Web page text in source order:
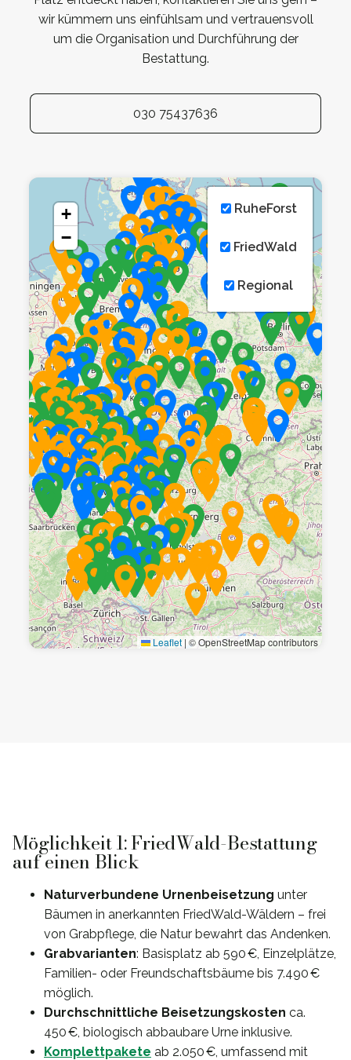
wir kümmern uns einfühlsam und vertrauensvoll
um die Organisation und Durchführung der
Bestattung.
030 75437636
+
−
RuheForst
FriedWald
Regional
Leaflet | © OpenStreetMap contributors
Möglichkeit 1: FriedWald-Bestattung
auf einen Blick
Naturverbundene Urnenbeisetzung unter
Bäumen in anerkannten FriedWald-Wäldern – frei
von Grabpflege, die Natur bewahrt das Andenken.
Grabvarianten: Basisplatz ab 590 €, Einzelplätze,
Familien- oder Freundschaftsbäume bis 7.490 €
möglich.
Durchschnittliche Beisetzungskosten ca.
450 €, biologisch abbaubare Urne inklusive.
Komplettpakete ab 2.050 €, umfassend mit